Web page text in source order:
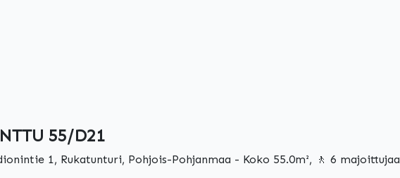
55/D21
1, Rukatunturi, Pohjois-Pohjanmaa - Koko 55.0m², 🚶 6 majoittujaa